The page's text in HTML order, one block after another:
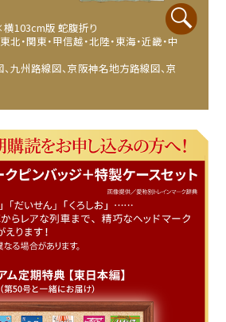
103cm版 蛇腹折り
北・関東・甲信越・北陸・東海・近畿・中
九州路線図、京阪神名地方路線図、京